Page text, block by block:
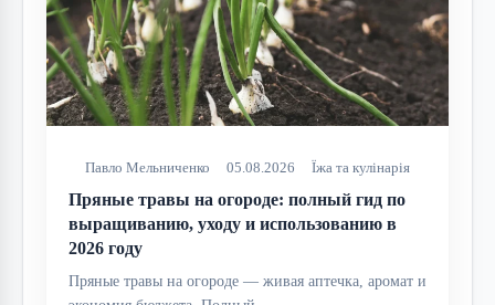
Павло Мельниченко 05.08.2026 Їжа та кулінарія
Пряные травы на огороде: полный гид по
выращиванию, уходу и использованию в
2026 году
Пряные травы на огороде — живая аптечка, аромат и